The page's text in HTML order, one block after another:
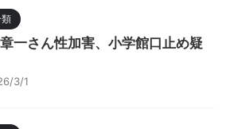
一さん性加害、小学館口止め疑
3/1